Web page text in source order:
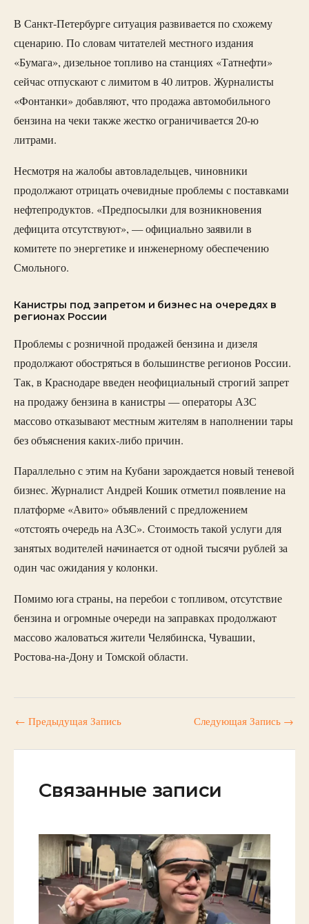
В Санкт-Петербурге ситуация развивается по схожему
сценарию. По словам читателей местного издания
«Бумага», дизельное топливо на станциях «Татнефти»
сейчас отпускают с лимитом в 40 литров. Журналисты
«Фонтанки» добавляют, что продажа автомобильного
бензина на чеки также жестко ограничивается 20-ю
литрами.
Несмотря на жалобы автовладельцев, чиновники
продолжают отрицать очевидные проблемы с поставками
нефтепродуктов. «Предпосылки для возникновения
дефицита отсутствуют», — официально заявили в
комитете по энергетике и инженерному обеспечению
Смольного.
Канистры под запретом и бизнес на очередях в
регионах России
Проблемы с розничной продажей бензина и дизеля
продолжают обостряться в большинстве регионов России.
Так, в Краснодаре введен неофициальный строгий запрет
на продажу бензина в канистры — операторы АЗС
массово отказывают местным жителям в наполнении тары
без объяснения каких-либо причин.
Параллельно с этим на Кубани зарождается новый теневой
бизнес. Журналист Андрей Кошик отметил появление на
платформе «Авито» объявлений с предложением
«отстоять очередь на АЗС». Стоимость такой услуги для
занятых водителей начинается от одной тысячи рублей за
один час ожидания у колонки.
Помимо юга страны, на перебои с топливом, отсутствие
бензина и огромные очереди на заправках продолжают
массово жаловаться жители Челябинска, Чувашии,
Ростова-на-Дону и Томской области.
← Предыдущая Запись Следующая Запись →
Связанные записи